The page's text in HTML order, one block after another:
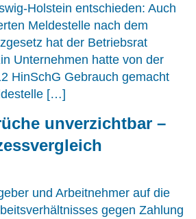
Holstein entschieden: Auch
Meldestelle nach dem
hat der Betriebsrat
Unternehmen hatte von der
HinSchG Gebrauch gemacht
[…]
unverzichtbar –
und Arbeitnehmer auf die
gegen Zahlung